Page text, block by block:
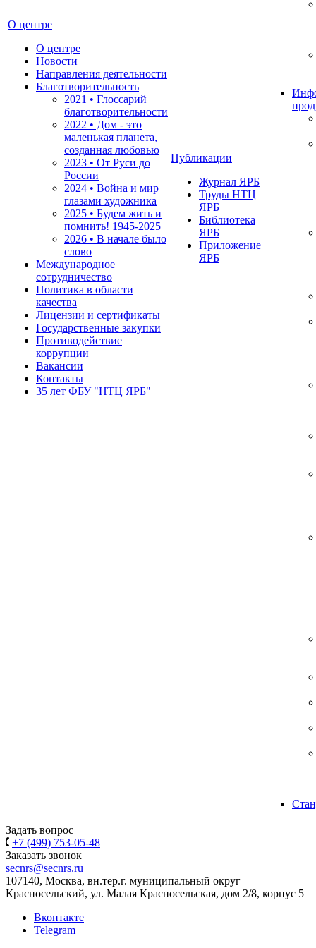
О центре
О центре
Новости
Направления деятельности
Благотворительность
2021 • Глоссарий
благотворительности
2022 • Дом - это
маленькая планета,
созданная любовью
2023 • От Руси до
России
2024 • Война и мир
глазами художника
2025 • Будем жить и
помнить! 1945-2025
2026 • В начале было
слово
Международное
сотрудничество
Политика в области
качества
Лицензии и сертификаты
Государственные закупки
Противодействие
коррупции
Вакансии
Контакты
35 лет ФБУ "НТЦ ЯРБ"
Публикации
Журнал ЯРБ
Труды НТЦ
ЯРБ
Библиотека
ЯРБ
Приложение
ЯРБ
Задать вопрос
+7 (499) 753-05-48
Заказать звонок
secnrs@secnrs.ru
107140, Москва, вн.тер.г. муниципальный округ
Красносельский, ул. Малая Красносельская, дом 2/8, корпус 5
Вконтакте
Telegram